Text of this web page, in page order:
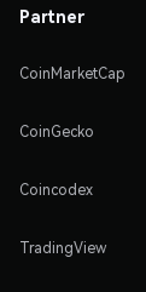
Partner
CoinMarketCap
CoinGecko
Coincodex
TradingView